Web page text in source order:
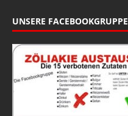
UNSERE FACEBOOKGRUPPE